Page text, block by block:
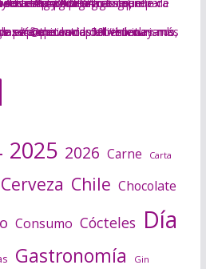
2025 2026 Carne Carta
Cerveza Chile Chocolate
Consumo Cócteles Día
Gastronomía Gin